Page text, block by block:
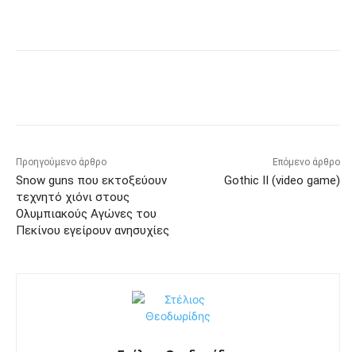
Προηγούμενο άρθρο
Snow guns που εκτοξεύουν
τεχνητό χιόνι στους
Ολυμπιακούς Αγώνες του
Πεκίνου εγείρουν ανησυχίες
Επόμενο άρθρο
Gothic II (video game)